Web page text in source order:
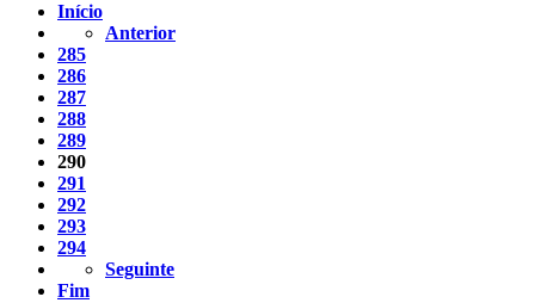
Início
Anterior
285
286
287
288
289
290
291
292
293
294
Seguinte
Fim